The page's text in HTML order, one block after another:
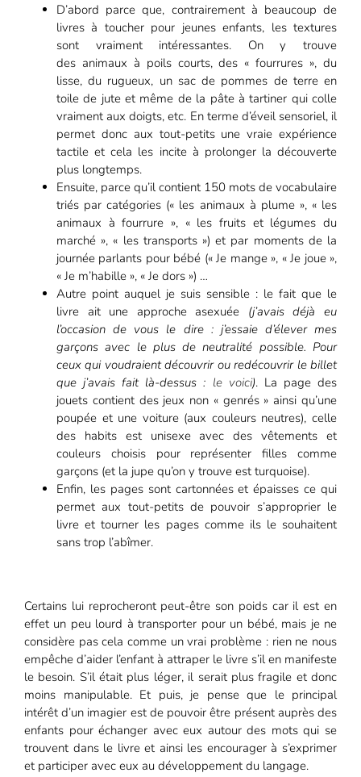
D’abord parce que, contrairement à beaucoup de
livres à toucher pour jeunes enfants, les textures
sont vraiment intéressantes. On y trouve
des animaux à poils courts, des « fourrures », du
lisse, du rugueux, un sac de pommes de terre en
toile de jute et même de la pâte à tartiner qui colle
vraiment aux doigts, etc. En terme d’éveil sensoriel, il
permet donc aux tout-petits une vraie expérience
tactile et cela les incite à prolonger la découverte
plus longtemps.
Ensuite, parce qu’il contient 150 mots de vocabulaire
triés par catégories (« les animaux à plume », « les
animaux à fourrure », « les fruits et légumes du
marché », « les transports ») et par moments de la
journée parlants pour bébé (« Je mange », « Je joue »,
« Je m’habille », « Je dors ») …
Autre point auquel je suis sensible : le fait que le
livre ait une approche asexuée (j’avais déjà eu
l’occasion de vous le dire : j’essaie d’élever mes
garçons avec le plus de neutralité possible. Pour
ceux qui voudraient découvrir ou redécouvrir le billet
que j’avais fait là-dessus : le voici). La page des
jouets contient des jeux non « genrés » ainsi qu’une
poupée et une voiture (aux couleurs neutres), celle
des habits est unisexe avec des vêtements et
couleurs choisis pour représenter filles comme
garçons (et la jupe qu’on y trouve est turquoise).
Enfin, les pages sont cartonnées et épaisses ce qui
permet aux tout-petits de pouvoir s’approprier le
livre et tourner les pages comme ils le souhaitent
sans trop l’abîmer.
Certains lui reprocheront peut-être son poids car il est en
effet un peu lourd à transporter pour un bébé, mais je ne
considère pas cela comme un vrai problème : rien ne nous
empêche d’aider l’enfant à attraper le livre s’il en manifeste
le besoin. S’il était plus léger, il serait plus fragile et donc
moins manipulable. Et puis, je pense que le principal
intérêt d’un imagier est de pouvoir être présent auprès des
enfants pour échanger avec eux autour des mots qui se
trouvent dans le livre et ainsi les encourager à s’exprimer
et participer avec eux au développement du langage.